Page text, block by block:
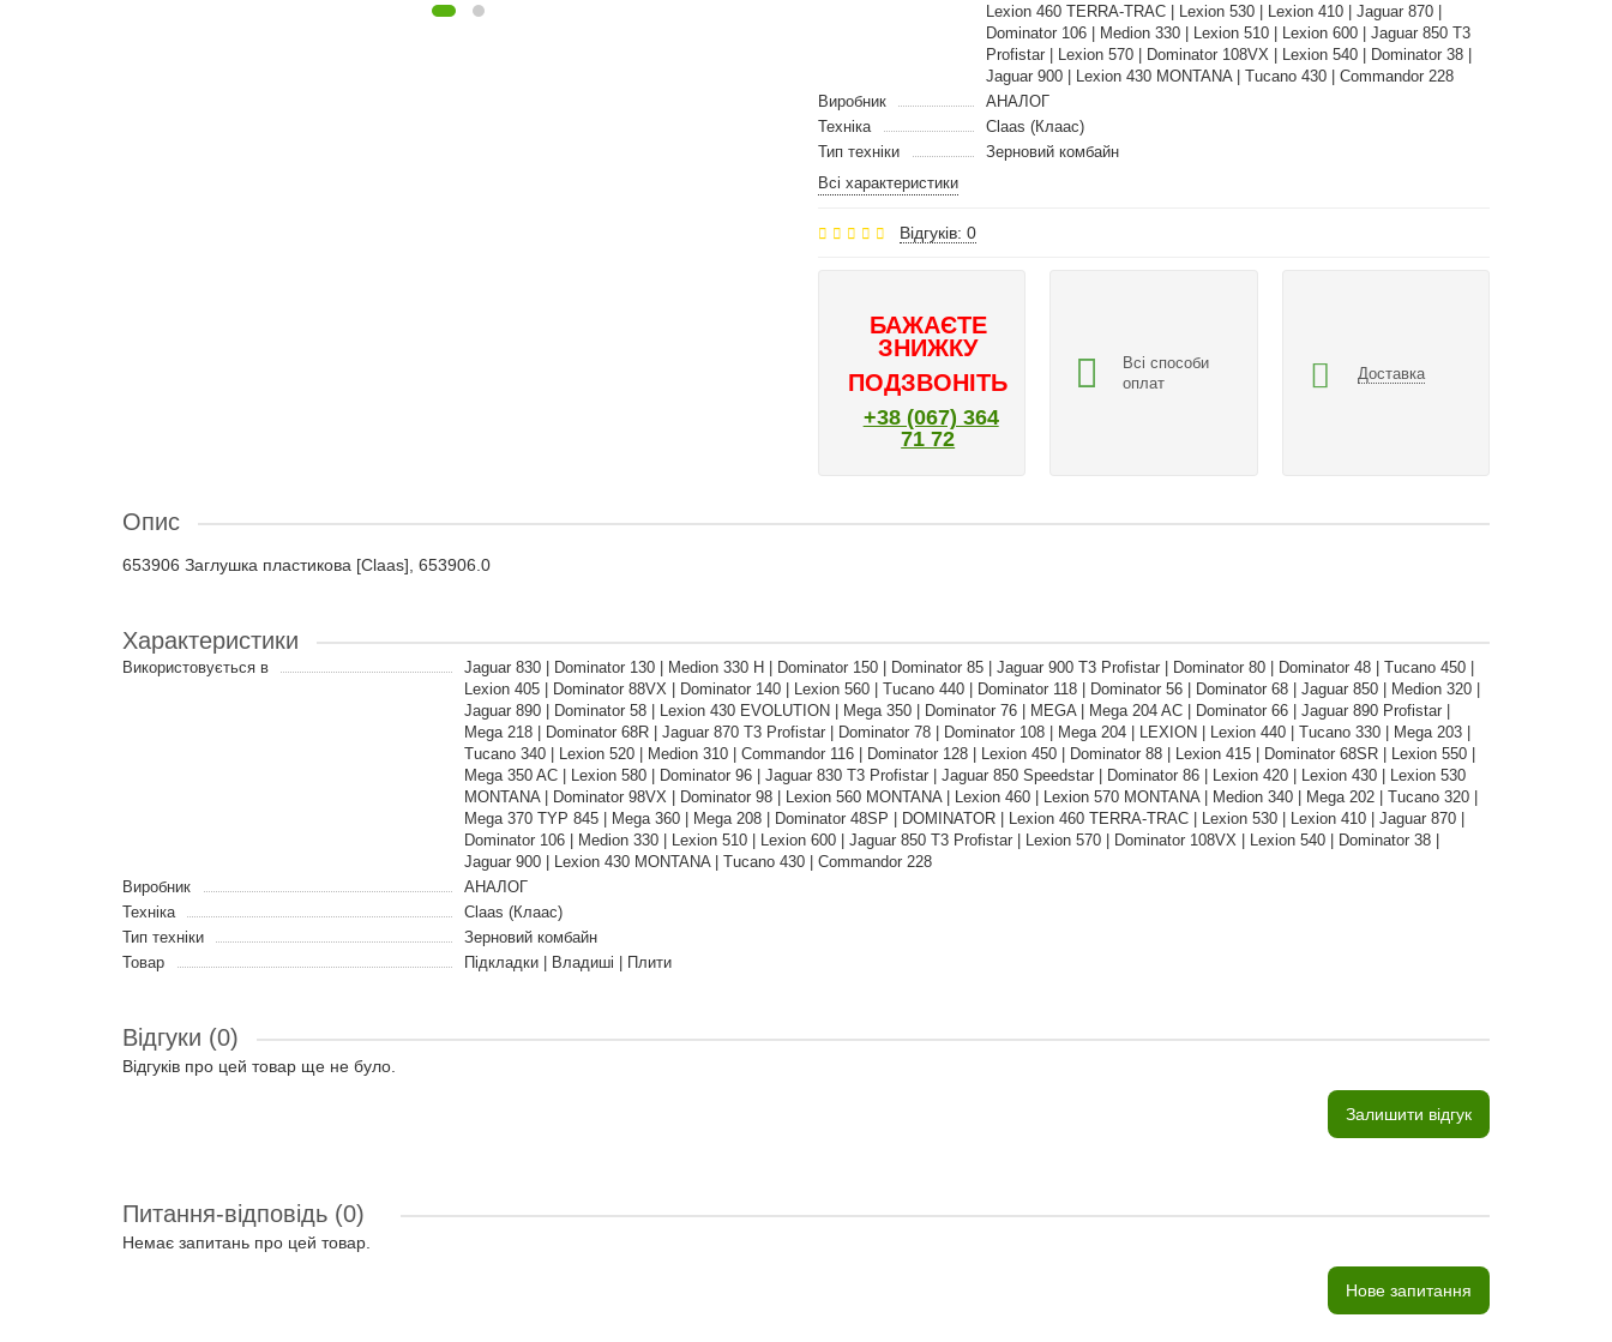
Lexion 460 TERRA-TRAC | Lexion 530 | Lexion 410 | Jaguar 870 |
Dominator 106 | Medion 330 | Lexion 510 | Lexion 600 | Jaguar 850 T3
Profistar | Lexion 570 | Dominator 108VX | Lexion 540 | Dominator 38 |
Jaguar 900 | Lexion 430 MONTANA | Tucano 430 | Commandor 228
Виробник
АНАЛОГ
Техніка
Claas (Клаас)
Тип техніки
Зерновий комбайн
Всі характеристики
Відгуків: 0
БАЖАЄТЕ
ЗНИЖКУ
ПОДЗВОНІТЬ
+38 (067) 364
71 72
Всі способи
оплат
Доставка
Опис
653906 Заглушка пластикова [Claas], 653906.0
Характеристики
Використовується в
Jaguar 830 | Dominator 130 | Medion 330 H | Dominator 150 | Dominator 85 | Jaguar 900 T3 Profistar | Dominator 80 | Dominator 48 | Tucano 450 |
Lexion 405 | Dominator 88VX | Dominator 140 | Lexion 560 | Tucano 440 | Dominator 118 | Dominator 56 | Dominator 68 | Jaguar 850 | Medion 320 |
Jaguar 890 | Dominator 58 | Lexion 430 EVOLUTION | Mega 350 | Dominator 76 | MEGA | Mega 204 AC | Dominator 66 | Jaguar 890 Profistar |
Mega 218 | Dominator 68R | Jaguar 870 T3 Profistar | Dominator 78 | Dominator 108 | Mega 204 | LEXION | Lexion 440 | Tucano 330 | Mega 203 |
Tucano 340 | Lexion 520 | Medion 310 | Commandor 116 | Dominator 128 | Lexion 450 | Dominator 88 | Lexion 415 | Dominator 68SR | Lexion 550 |
Mega 350 AC | Lexion 580 | Dominator 96 | Jaguar 830 T3 Profistar | Jaguar 850 Speedstar | Dominator 86 | Lexion 420 | Lexion 430 | Lexion 530
MONTANA | Dominator 98VX | Dominator 98 | Lexion 560 MONTANA | Lexion 460 | Lexion 570 MONTANA | Medion 340 | Mega 202 | Tucano 320 |
Mega 370 TYP 845 | Mega 360 | Mega 208 | Dominator 48SP | DOMINATOR | Lexion 460 TERRA-TRAC | Lexion 530 | Lexion 410 | Jaguar 870 |
Dominator 106 | Medion 330 | Lexion 510 | Lexion 600 | Jaguar 850 T3 Profistar | Lexion 570 | Dominator 108VX | Lexion 540 | Dominator 38 |
Jaguar 900 | Lexion 430 MONTANA | Tucano 430 | Commandor 228
Виробник
АНАЛОГ
Техніка
Claas (Клаас)
Тип техніки
Зерновий комбайн
Товар
Підкладки | Владиші | Плити
Відгуки (0)
Відгуків про цей товар ще не було.
Залишити відгук
Питання-відповідь (0)
Немає запитань про цей товар.
Нове запитання